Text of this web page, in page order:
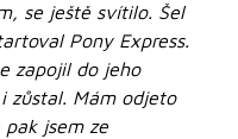
se ještě svítilo. Šel
Pony Express.
zapojil do jeho
zůstal. Mám odjeto
jsem ze